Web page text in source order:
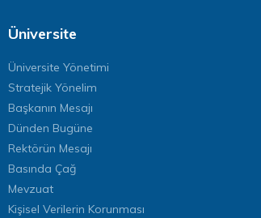
Üniversite
Üniversite Yönetimi
Stratejik Yönelim
Başkanın Mesajı
Dünden Bugüne
Rektörün Mesajı
Basında Çağ
Mevzuat
Kişisel Verilerin Korunması